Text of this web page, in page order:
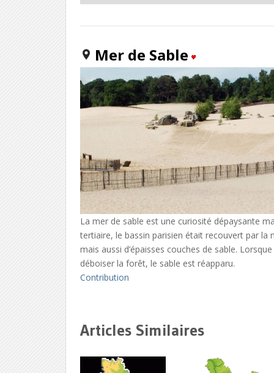
Mer de Sable
La mer de sable est une curiosité dépaysante
tertiaire, le bassin parisien était recouvert par
mais aussi d’épaisses couches de sable.
déboiser la forêt, le sable est réapparu.
Contribution
Articles Similaires